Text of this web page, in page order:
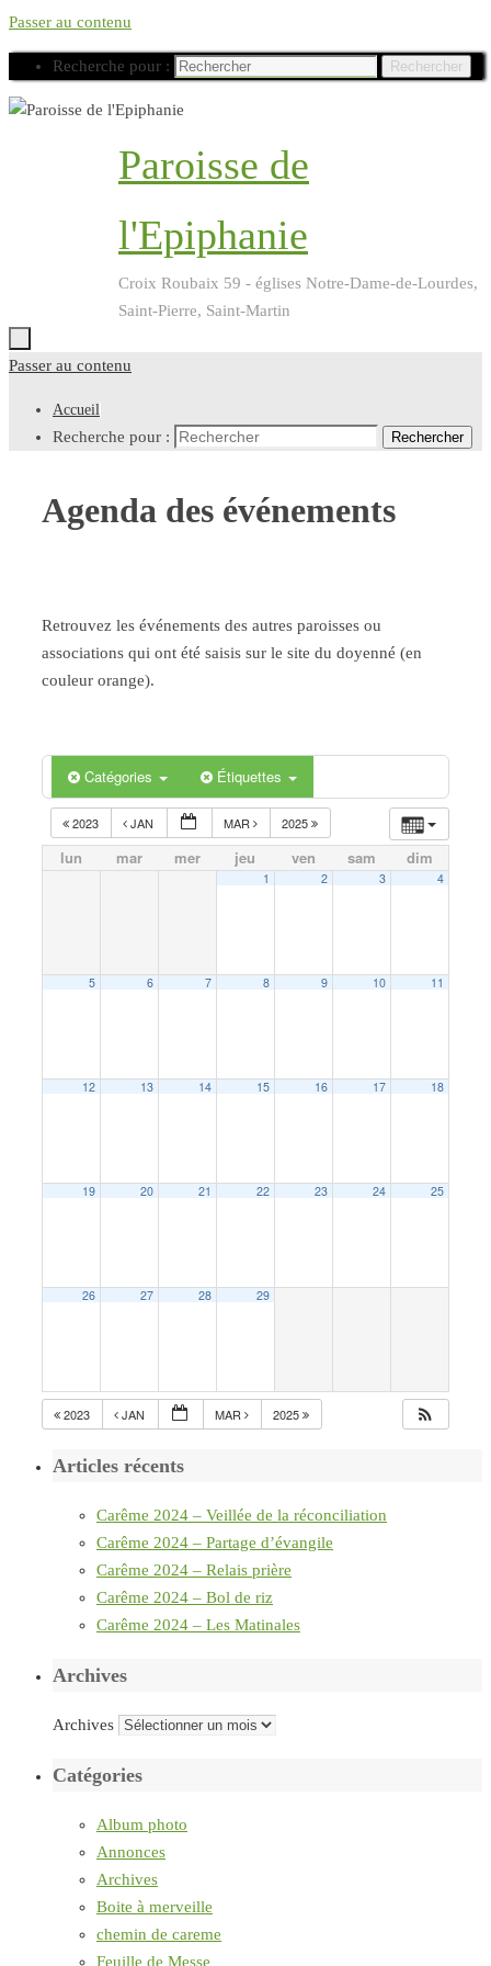
Passer au contenu
Recherche pour : Rechercher
Paroisse de
l'Epiphanie
Croix Roubaix 59 - églises Notre-Dame-de-Lourdes,
Saint-Pierre, Saint-Martin
Passer au contenu
Accueil
Recherche pour : Rechercher
Agenda des événements
Retrouvez les événements des autres paroisses ou
associations qui ont été saisis sur le site du doyenné (en
couleur orange).
Catégories Étiquettes
2023 JAN MAR 2025
lun mar mer jeu ven sam dim
1 2 3 4
5 6 7 8 9 10 11
12 13 14 15 16 17 18
19 20 21 22 23 24 25
26 27 28 29
2023 JAN MAR 2025
Articles récents
Carême 2024 – Veillée de la réconciliation
Carême 2024 – Partage d’évangile
Carême 2024 – Relais prière
Carême 2024 – Bol de riz
Carême 2024 – Les Matinales
Archives
Archives
Catégories
Album photo
Annonces
Archives
Boite à merveille
chemin de careme
Feuille de Messe